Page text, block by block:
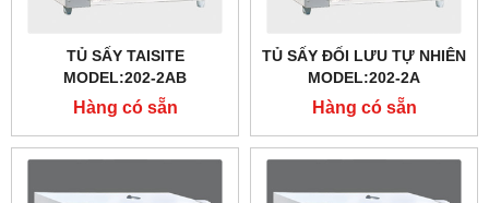
TỦ SẤY TAISITE
MODEL:202-2AB
Hàng có sẵn
TỦ SẤY ĐỐI LƯU TỰ NHIÊN
MODEL:202-2A
Hàng có sẵn